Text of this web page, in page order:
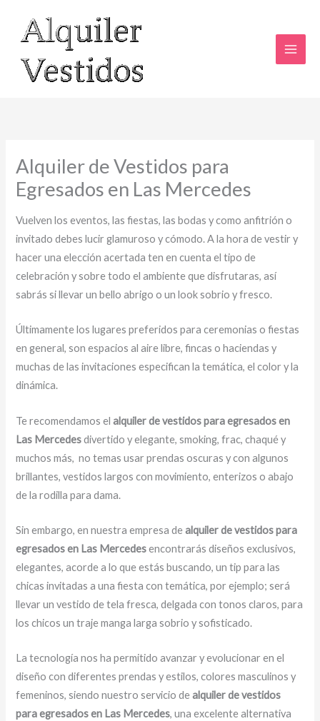
contenido
Alquiler de Vestidos para
Egresados en Las Mercedes
Vuelven los eventos, las fiestas, las bodas y como anfitrión o
invitado debes lucir glamuroso y cómodo. A la hora de vestir y
hacer una elección acertada ten en cuenta el tipo de
celebración y sobre todo el ambiente que disfrutaras, así
sabrás si llevar un bello abrigo o un look sobrio y fresco.
Últimamente los lugares preferidos para ceremonias o fiestas
en general, son espacios al aire libre, fincas o haciendas y
muchas de las invitaciones especifican la temática, el color y la
dinámica.
Te recomendamos elalquiler de vestidos para egresados en
Las Mercedesdivertido y elegante, smoking, frac, chaqué y
muchos más, no temas usar prendas oscuras y con algunos
brillantes, vestidos largos con movimiento, enterizos o abajo
de la rodilla para dama.
Sin embargo, en nuestra empresa dealquiler de vestidos para
egresadosen Las Mercedesencontrarás diseños exclusivos,
elegantes, acorde a lo que estás buscando, un tip para las
chicas invitadas a una fiesta con temática, por ejemplo; será
llevar un vestido de tela fresca, delgada con tonos claros, para
los chicos un traje manga larga sobrio y sofisticado.
La tecnología nos ha permitido avanzar y evolucionar en el
diseño con diferentes prendas y estilos, colores masculinos y
femeninos, siendo nuestro servicio dealquiler de vestidos
para egresadosen Las Mercedes, una excelente alternativa